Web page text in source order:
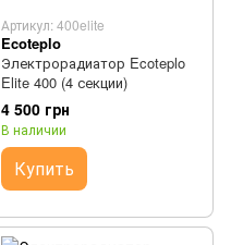
Артикул: 400elite
Ecoteplo
Электрорадиатор Ecoteplo
Elite 400 (4 секции)
4 500 грн
В наличии
Купить